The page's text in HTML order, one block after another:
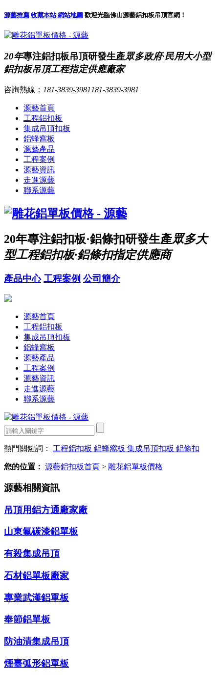
源藝推薦 收藏本站 網站地圖 歡迎光臨佛山源藝鋁扣板吊頂官網！
20年專注鋁扣板吊頂研發生產眾多政府·民用大小型
鋁扣板吊頂工程指定供應廠家
咨詢熱線： 181-3839-3981 181-3839-3981
源藝首頁
工程鋁扣板
集成吊頂扣板
鋁蜂窩板
源藝產品
工程案例
源藝資訊
走進源藝
聯系源藝
20年專注鋁扣板·鋁條扣研發生產眾多大
型工程鋁扣板·鋁條扣指定供應商
產品中心 工程案例 公司簡介
源藝首頁
工程鋁扣板
集成吊頂扣板
鋁蜂窩板
源藝產品
工程案例
源藝資訊
走進源藝
聯系源藝
熱門關鍵詞： 工程鋁扣板 鋁蜂窩板 集成吊頂扣板 鋁條扣
您的位置： 源藝鋁扣板首頁 > 雕花鋁單板價格
源藝相關資訊
吊頂用鋁方通廠家廠
山東氟碳漆鋁單板
有殺集成吊頂
石材鋁單板廠家
專業武漢鋁單板
奉節鋁單板
防油漬集成吊頂
煙臺弧形鋁單板